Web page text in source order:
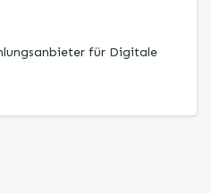
für Digitale